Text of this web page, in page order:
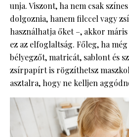
unja. Viszont, ha nem csak
dolgoznia, hanem filccel vagy
használhatja őket –, akkor
ez az elfoglaltság. Főleg, ha
bélyegzőt, matricát, sablont és
zsírpapírt is rögzíthetsz
asztalra, hogy ne kelljen